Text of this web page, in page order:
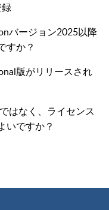
バージョン2025以降
すか？
版がリリースされ
はなく、ライセンス
いですか？